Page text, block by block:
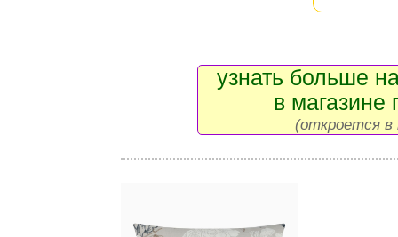
узнать больше
в магазине
(откроется в